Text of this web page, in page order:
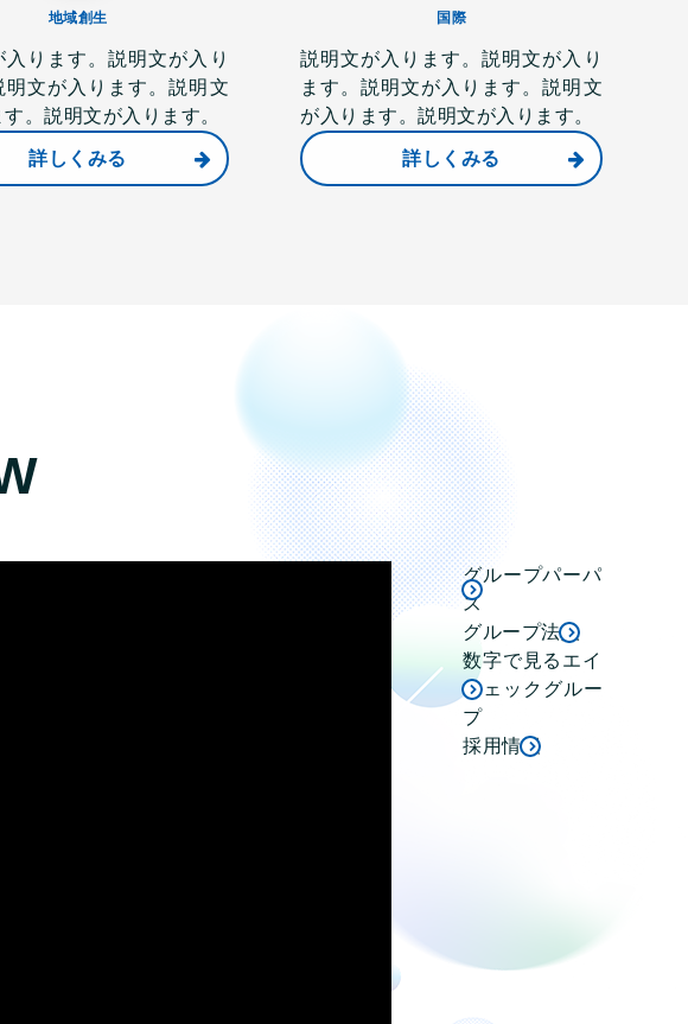
地域創生
入ります。説明文が入り
明文が入ります。説明文
。説明文が入ります。
詳しくみる
国際
説明文が入ります。説明文が入り
ます。説明文が入ります。説明文
が入ります。説明文が入ります。
詳しくみる
グループパーパ
ス
グループ法人
数字で見るエイ
ジェックグルー
プ
採用情報